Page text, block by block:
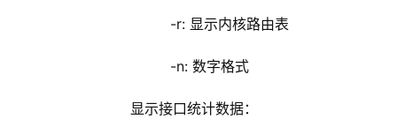
-r: 显示内核路由表
-n: 数字格式
显示接口统计数据：